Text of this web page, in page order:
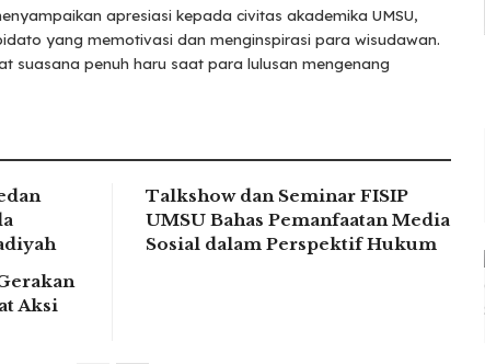
apresiasi kepada civitas akademika UMSU,
yang memotivasi dan menginspirasi para wisudawan.
suasana penuh haru saat para lulusan mengenang
Aksi
Talkshow dan Seminar FISIP
UMSU Bahas Pemanfaatan Media
Sosial dalam Perspektif Hukum